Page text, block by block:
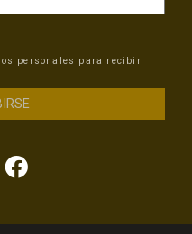
personales para recibir